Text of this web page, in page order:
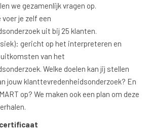
we gezamenlijk vragen op.
je zelf een
uit bij 25 klanten.
gericht op het interpreteren en
van het
Welke doelen kan jij stellen
jouw klanttevredenheidsonderzoek? En
op? We maken ook een plan om deze